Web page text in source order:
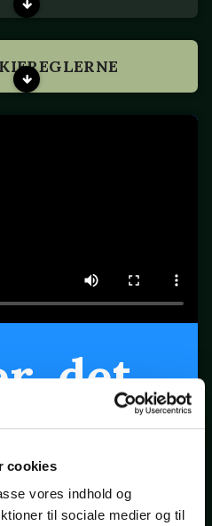
cookies
vores indhold og
til sociale medier og til
det